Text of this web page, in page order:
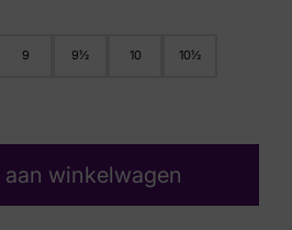
9 9½ 10 10½
winkelwagen